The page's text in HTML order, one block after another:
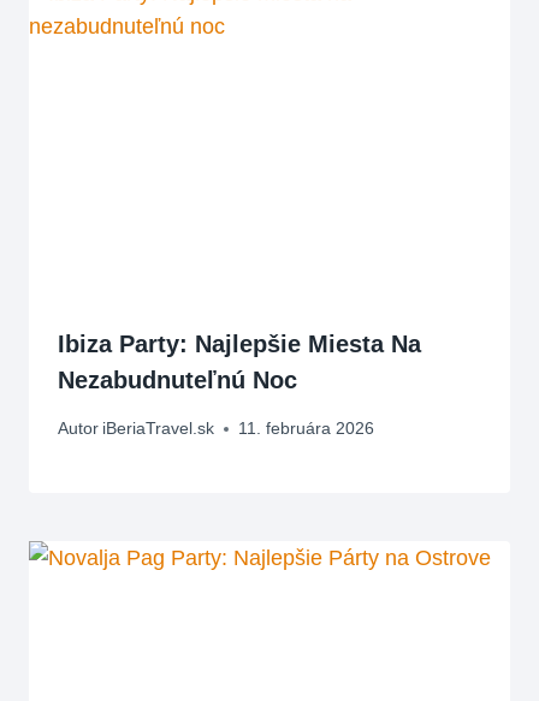
Ibiza Party: Najlepšie Miesta Na
Nezabudnuteľnú Noc
Autor iBeriaTravel.sk 11. februára 2026